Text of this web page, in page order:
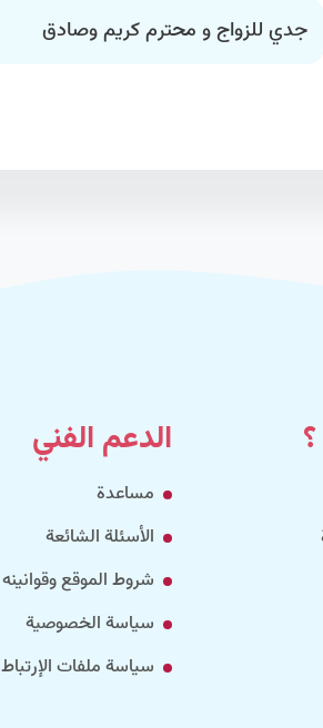
جدي للزواج و محترم كريم وصادق
الدعم الفني
مساعدة
الأسئلة الشائعة
شروط الموقع وقوانينه
سياسة الخصوصية
سياسة ملفات الإرتباط